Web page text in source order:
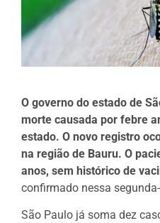
O governo do estado de
morte causada por febre
estado. O novo registro
na região de Bauru. O
anos, sem histórico de
confirmado nessa
São Paulo já soma dez